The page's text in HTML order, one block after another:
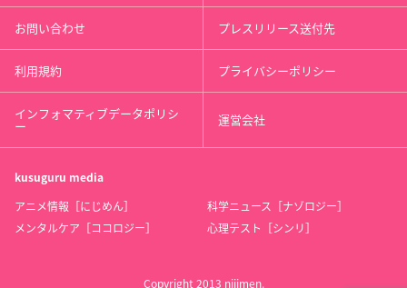
お問い合わせ プレスリリース送付先
利用規約 プライバシーポリシー
インフォマティブデータポリシ
ー 運営会社
kusuguru media
アニメ情報［にじめん］
科学ニュース［ナゾロジー］
メンタルケア［ココロジー］
心理テスト［シンリ］
Copyright 2013 nijimen.